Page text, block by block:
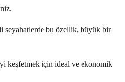
seyahatlerde bu özellik, büyük bir
keşfetmek için ideal ve ekonomik